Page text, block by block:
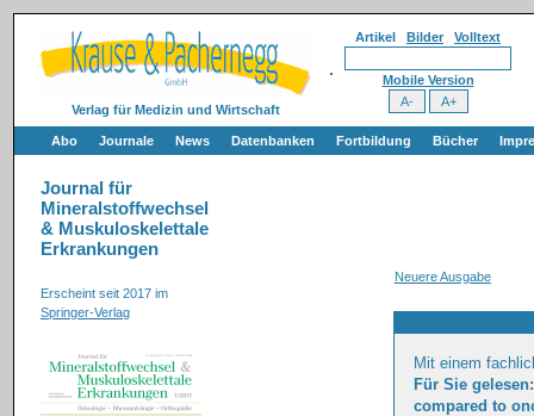
Verlag für Medizin und Wirtschaft
Artikel Bilder Volltext
Mobile Version
Abo Journale News Datenbanken Fortbildung Bücher
Journal für
Mineralstoffwechsel
& Muskuloskelettale
Erkrankungen
Erscheint seit 2017 im
Springer-Verlag
Neuere Ausgabe
Mit einem
Für Sie
compared to